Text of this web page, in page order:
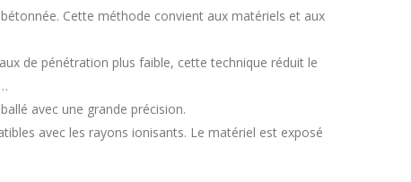
Cette méthode convient aux matériels et aux
de pénétration plus faible, cette technique réduit le
avec une grande précision.
avec les rayons ionisants. Le matériel est exposé